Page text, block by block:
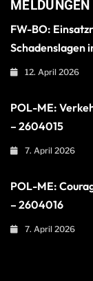
MELDUNGEN
FW-BO:
Schadenslagen
12. April 2026
POL-ME:
– 2604015
7. April 2026
POL-ME:
– 2604016
7. April 2026